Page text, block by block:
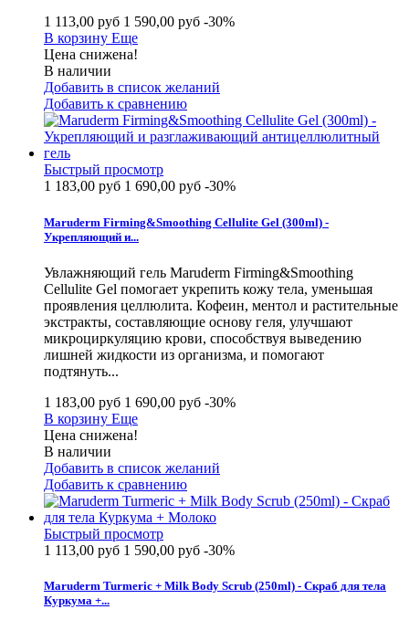
1 113,00 руб 1 590,00 руб -30%
В корзину Еще
Цена снижена!
В наличии
Добавить в список желаний
Добавить к сравнению
Быстрый просмотр
1 183,00 руб 1 690,00 руб -30%
Maruderm Firming&Smoothing Cellulite Gel (300ml) -
Укрепляющий и...
Увлажняющий гель Maruderm Firming&Smoothing
Cellulite Gel помогает укрепить кожу тела, уменьшая
проявления целлюлита. Кофеин, ментол и растительные
экстракты, составляющие основу геля, улучшают
микроциркуляцию крови, способствуя выведению
лишней жидкости из организма, и помогают
подтянуть...
1 183,00 руб 1 690,00 руб -30%
В корзину Еще
Цена снижена!
В наличии
Добавить в список желаний
Добавить к сравнению
Быстрый просмотр
1 113,00 руб 1 590,00 руб -30%
Maruderm Turmeric + Milk Body Scrub (250ml) - Скраб для тела
Куркума +...